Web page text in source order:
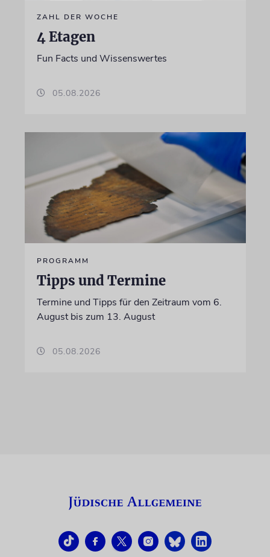
ZAHL DER WOCHE
4 Etagen
Fun Facts und Wissenswertes
05.08.2026
PROGRAMM
Tipps und Termine
Termine und Tipps für den Zeitraum vom 6.
August bis zum 13. August
05.08.2026